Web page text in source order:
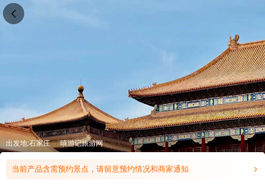
出发地:石家庄 嘻游记旅游网
当前产品含需预约景点，请留意预约情况和商家通知 
